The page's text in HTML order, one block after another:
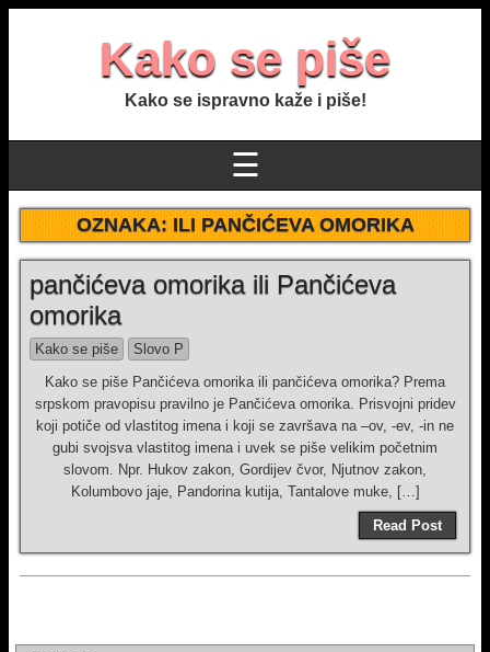
Kako se piše
Kako se ispravno kaže i piše!
☰
OZNAKA:ILI PANČIĆEVA OMORIKA
pančićeva omorika ili Pančićeva
omorika
Kako se piše
Slovo P
Kako se piše Pančićeva omorika ili pančićeva omorika? Prema
srpskom pravopisu pravilno je Pančićeva omorika. Prisvojni pridev
koji potiče od vlastitog imena i koji se završava na –ov, -ev, -in ne
gubi svojsva vlastitog imena i uvek se piše velikim početnim
slovom. Npr. Hukov zakon, Gordijev čvor, Njutnov zakon,
Kolumbovo jaje, Pandorina kutija, Tantalove muke, […]
Read Post